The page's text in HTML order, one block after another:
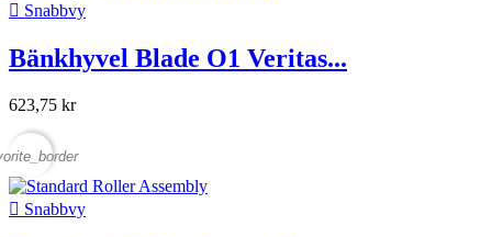
 Snabbvy
Bänkhyvel Blade O1 Veritas...
623,75 kr
 Snabbvy